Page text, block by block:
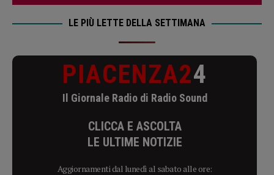
LE PIÙ LETTE DELLA SETTIMANA
PIACENZA24
Il Giornale Radio di Radio Sound
CLICCA E ASCOLTA
LE ULTIME NOTIZIE
Aggiornamenti dal lunedì al sabato alle ore: